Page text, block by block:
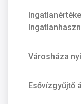
Városháza
Esővízgyűjtő